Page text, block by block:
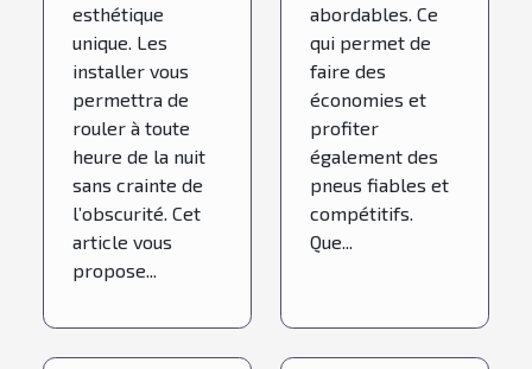
esthétique
unique. Les
installer vous
permettra de
rouler à toute
heure de la nuit
sans crainte de
l’obscurité. Cet
article vous
propose...
abordables. Ce
qui permet de
faire des
économies et
profiter
également des
pneus fiables et
compétitifs.
Que...